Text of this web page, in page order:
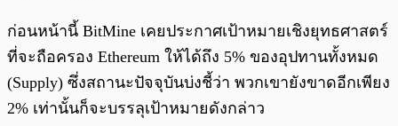
ก่อนหน้านี้ BitMine เคยประกาศเป้าหมายเชิงยุทธศาสตร์
ที่จะถือครอง Ethereum ให้ได้ถึง 5% ของอุปทานทั้งหมด
(Supply) ซึ่งสถานะปัจจุบันบ่งชี้ว่า พวกเขายังขาดอีกเพียง
2% เท่านั้นก็จะบรรลุเป้าหมายดังกล่าว